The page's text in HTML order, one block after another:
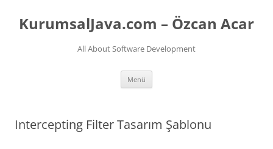
KurumsalJava.com – Özcan Acar
All About Software Development
Menü
Intercepting Filter Tasarım Şablonu